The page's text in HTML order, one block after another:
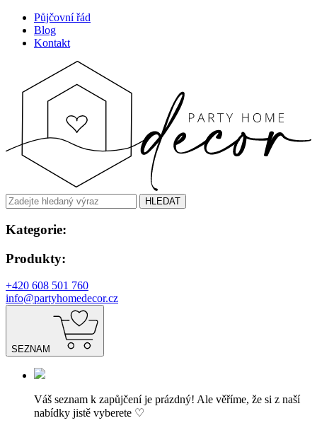
Půjčovní řád
Blog
Kontakt
HLEDAT
Kategorie:
Produkty:
+420 608 501 760
info@partyhomedecor.cz
SEZNAM
Váš seznam k zapůjčení je prázdný! Ale věříme, že si z naší
nabídky jistě vyberete ♡